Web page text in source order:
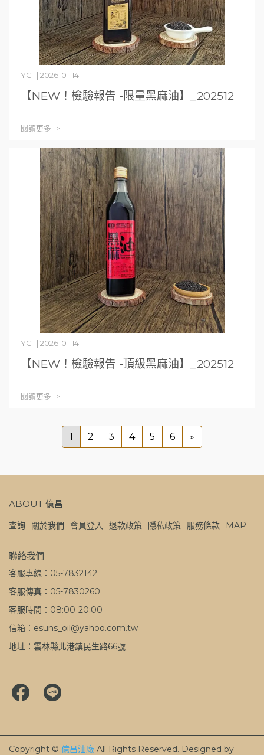
【NEW！檢驗報告 -限量黑麻油】_202512
YC- | 2026-01-14
閱讀更多 ->
【NEW！檢驗報告 -頂級黑麻油】_202512
YC- | 2026-01-14
閱讀更多 ->
1 2 3 4 5 6 »
ABOUT 億昌
查詢 關於我們 會員登入 退款政策 隱私政策 服務條款 MAP
聯絡我們
客服專線：05-7832142
客服傳真：05-7830260
客服時間：08:00-20:00
信箱：esuns_oil@yahoo.com.tw
地址：雲林縣北港鎮民生路66號
Copyright © 億昌油廠 All Rights Reserved. Designed by